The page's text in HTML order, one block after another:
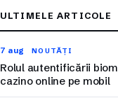
ULTIMELE ARTICOLE
7 aug NOUTĂȚI
Rolul autentificării
cazino online pe mobil